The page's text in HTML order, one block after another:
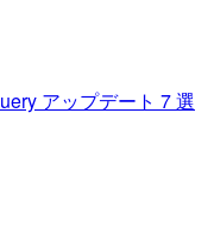
アップデート 7 選